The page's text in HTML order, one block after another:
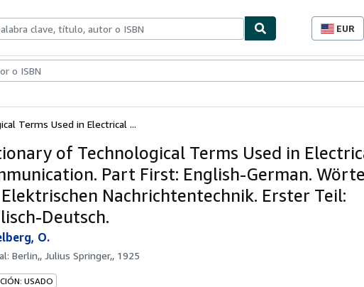
EUR
sitio.
Terms Used in Electrical ...
of Technological Terms Used in
Part First: English-German.
Nachrichtentechnik. Erster Teil:
Deutsch.
O.
Berlin,, Julius Springer,, 1925
USADO